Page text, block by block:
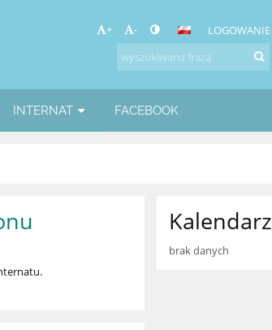
+ - LOGOWANIE
INTERNAT FACEBOOK
Kalendarz
brak danych